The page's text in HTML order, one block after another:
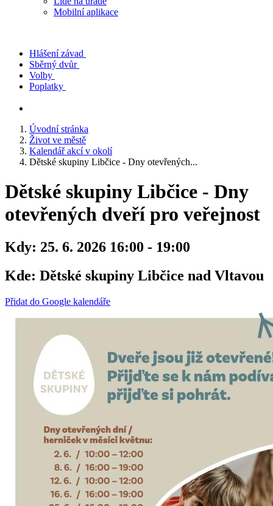
Mobilní aplikace
Hlášení závad
Sběrný dvůr
Volby
Poplatky
Úvodní stránka
Život ve městě
Kalendář akcí v okolí
Dětské skupiny Libčice - Dny otevřených...
Dětské skupiny Libčice - Dny
otevřených dveří pro veřejnost
Kdy: 25. 6. 2026 16:00 - 19:00
Kde: Dětské skupiny Libčice nad Vltavou
Přidat do Google kalendáře